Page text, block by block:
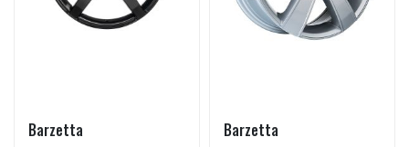
Barzetta Barzetta